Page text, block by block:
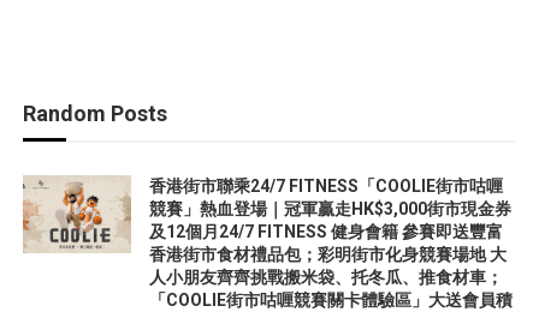
Random Posts
香港街市聯乘24/7 FITNESS「COOLIE街市咕喱
競賽」熱血登場｜冠軍贏走HK$3,000街市現金券
及12個月24/7 FITNESS 健身會籍 參賽即送豐富
香港街市食材禮品包；彩明街市化身競賽場地 大
人小朋友齊齊挑戰搬米袋、托冬瓜、推食材車；
「COOLIE街市咕喱競賽關卡體驗區」大送會員積